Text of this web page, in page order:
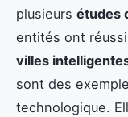
plusieurs études
entités ont
villes
sont des
technologique.